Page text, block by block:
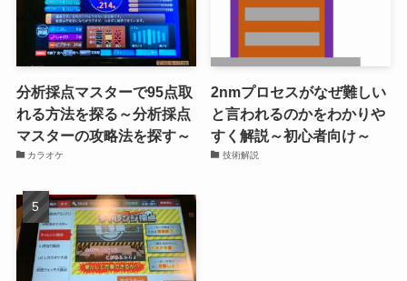
分析採点マスターで95点取
れる方法を探る～分析採点
マスターの攻略法を探す～
カラオケ
2nmプロセスがなぜ難しい
と言われるのかをわかりや
すく解説～初心者向け～
技術解説